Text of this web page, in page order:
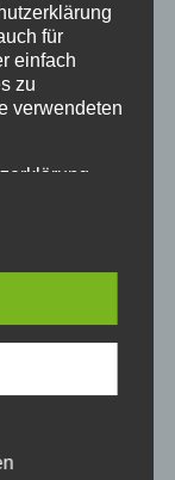
11)
für
einfach
zu
verwendeten
wird eine
oder
zu einer
Online-